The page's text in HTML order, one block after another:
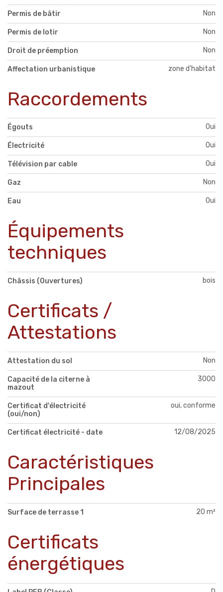
Permis de bâtir Non
Permis de lotir Non
Droit de préemption Non
Affectation urbanistique zone d'habitat
Raccordements
Égouts Oui
Électricité Oui
Télévision par cable Oui
Gaz Non
Eau Oui
Équipements
techniques
Châssis (Ouvertures) bois
Certificats /
Attestations
Attestation du sol Non
Capacité de la citerne à
mazout
3000
Certificat d'électricité
(oui/non)
oui, conforme
Certificat électricité - date 12/08/2025
Caractéristiques
Principales
Surface de terrasse 1 20 m²
Certificats
énergétiques